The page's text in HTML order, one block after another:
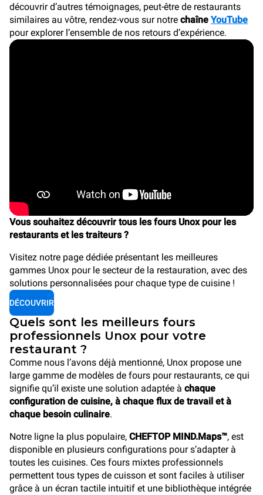
découvrir d’autres témoignages, peut-être de restaurants
similaires au vôtre, rendez-vous sur notre chaîne YouTube
pour explorer l’ensemble de nos retours d’expérience.
Vous souhaitez découvrir tous les fours Unox pour les
restaurants et les traiteurs ?
Visitez notre page dédiée présentant les meilleures
gammes Unox pour le secteur de la restauration, avec des
solutions personnalisées pour chaque type de cuisine !
DÉCOUVRIR
Quels sont les meilleurs fours
professionnels Unox pour votre
restaurant ?
Comme nous l’avons déjà mentionné, Unox propose une
large gamme de modèles de fours pour restaurants, ce qui
signifie qu’il existe une solution adaptée à chaque
configuration de cuisine, à chaque flux de travail et à
chaque besoin culinaire.
Notre ligne la plus populaire, CHEFTOP MIND.Maps™, est
disponible en plusieurs configurations pour s’adapter à
toutes les cuisines. Ces fours mixtes professionnels
permettent tous types de cuisson et sont faciles à utiliser
grâce à un écran tactile intuitif et une bibliothèque intégrée